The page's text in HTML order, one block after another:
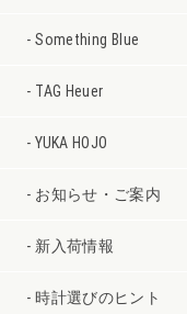
Something Blue
TAG Heuer
YUKA HOJO
お知らせ・ご案内
新入荷情報
時計選びのヒント